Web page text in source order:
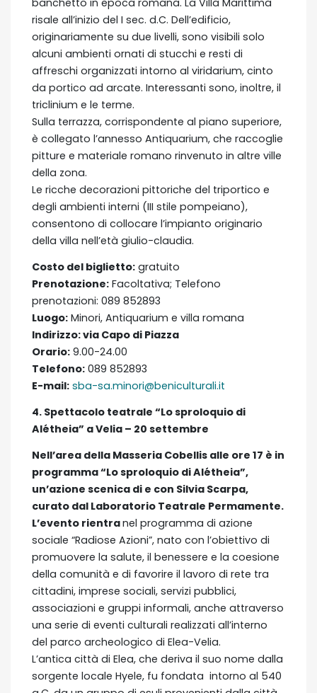
banchetto in epoca romana. La Villa Marittima
risale all’inizio del I sec. d.C. Dell’edificio,
originariamente su due livelli, sono visibili solo
alcuni ambienti ornati di stucchi e resti di
affreschi organizzati intorno al viridarium, cinto
da portico ad arcate. Interessanti sono, inoltre, il
triclinium e le terme.
Sulla terrazza, corrispondente al piano superiore,
è collegato l’annesso Antiquarium, che raccoglie
pitture e materiale romano rinvenuto in altre ville
della zona.
Le ricche decorazioni pittoriche del triportico e
degli ambienti interni (III stile pompeiano),
consentono di collocare l’impianto originario
della villa nell’età giulio-claudia.
Costo del biglietto: gratuito
Prenotazione: Facoltativa; Telefono
prenotazioni: 089 852893
Luogo: Minori, Antiquarium e villa romana
Indirizzo:via Capo di Piazza
Orario: 9.00-24.00
Telefono: 089 852893
E-mail: sba-sa.minori@beniculturali.it
4. Spettacolo teatrale “Lo sproloquio di
Alétheia” a Velia – 20 settembre
Nell’area della Masseria Cobellis alle ore 17 è in
programma “Lo sproloquio di Alétheia”,
un’azione scenica di e con Silvia Scarpa,
curato dal Laboratorio Teatrale Permamente.
L’evento rientranel programma di azione
sociale “Radiose Azioni”, nato con l’obiettivo di
promuovere la salute, il benessere e la coesione
della comunità e di favorire il lavoro di rete tra
cittadini, imprese sociali, servizi pubblici,
associazioni e gruppi informali, anche attraverso
una serie di eventi culturali realizzati all’interno
del parco archeologico di Elea-Velia.
L’antica città di Elea, che deriva il suo nome dalla
sorgente locale Hyele, fu fondata intorno al 540